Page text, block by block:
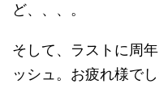
ど、、、。
そして、ラストに周
ッシュ。お疲れ様でし